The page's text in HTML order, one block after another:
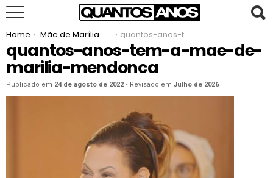
You are here:
Home Mãe de Marília Mendonça quantos-anos-tem-a-mae-de-marilia-mendonca
quantos-anos-tem-a-mae-de-
marilia-mendonca
Publicado em 24 de agosto de 2022 • Revisado em Julho de 2026